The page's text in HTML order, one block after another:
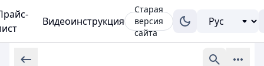
Видеоинструкция
Старая
версия
сайта